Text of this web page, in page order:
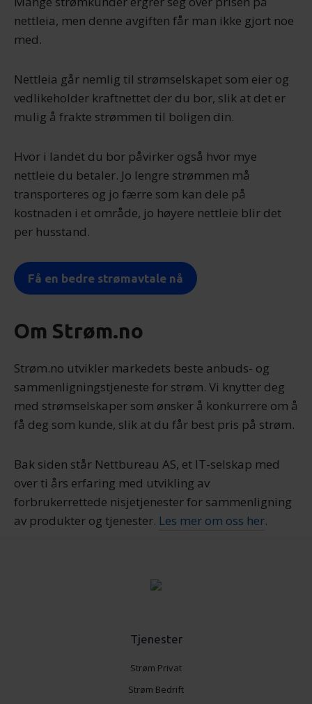
annonsering og analysearbeid, som kan kombinere den
nettleia, men denne avgiften får man ikke gjort noe
med.
Nettleia går nemlig til strømselskapet som eier og
vedlikeholder kraftnettet der du bor, slik at det er
mulig å frakte strømmen til boligen din.
Hvor i landet du bor påvirker også hvor mye
nettleie du betaler. Jo lengre strømmen må
transporteres og jo færre som kan dele på
kostnaden i et område, jo høyere nettleie blir det
per husstand.
Få en bedre strømavtale nå
Om Strøm.no
Strøm.no utvikler markedets beste anbuds- og
sammenligningstjeneste for strøm. Vi knytter deg
med strømselskaper som ønsker å konkurrere om å
få deg som kunde, slik at du får best pris på strøm.
Bak siden står Nettbureau AS, et IT-selskap med
over ti års erfaring med utvikling av
forbrukerrettede nisjetjenester for sammenligning
av produkter og tjenester. Les mer om oss her.
Tjenester
Strøm Privat
Strøm Bedrift